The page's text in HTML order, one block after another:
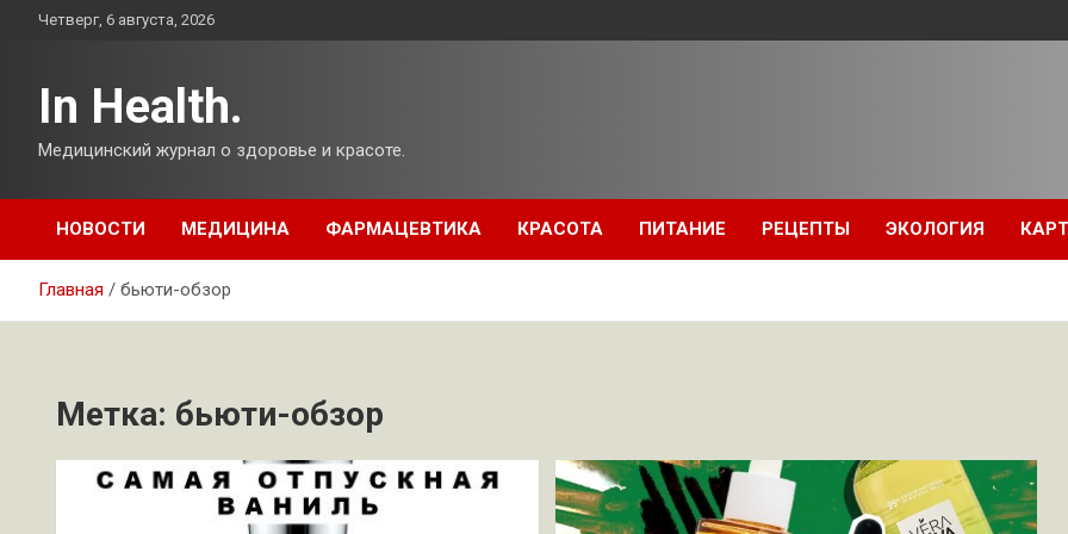
ПерейтиЧетверг, 6 августа, 2026
In Health.
Медицинский журнал о здоровье и красоте.
НОВОСТИ МЕДИЦИНА ФАРМАЦЕВТИКА КРАСОТА ПИТАНИЕ РЕЦЕПТЫ ЭКОЛОГИЯ
Главная бьюти-обзор
Метка: бьюти-обзор